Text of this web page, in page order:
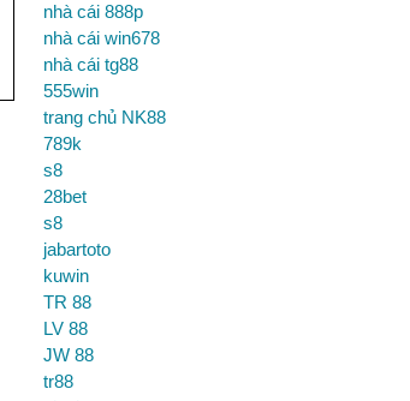
nhà cái 888p
nhà cái win678
nhà cái tg88
555win
trang chủ NK88
789k
s8
28bet
s8
jabartoto
kuwin
TR 88
LV 88
JW 88
tr88